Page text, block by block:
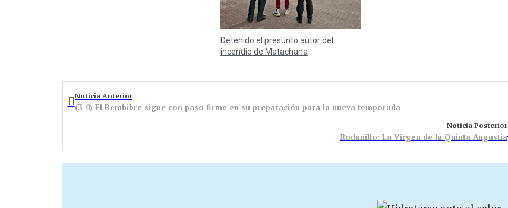
Detenido el presunto autor del
incendio de Matachana
Noticia Anterior
(3-0) El Bembibre sigue con paso firme en su preparación para la nueva temporada
Noticia Posterior
Rodanillo: La Virgen de la Quinta Angustia